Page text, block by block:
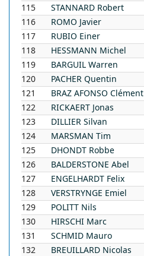
115
STANNARD Robert
116
ROMO Javier
117
RUBIO Einer
118
HESSMANN Michel
119
BARGUIL Warren
120
PACHER Quentin
121
BRAZ AFONSO Clément
122
RICKAERT Jonas
123
DILLIER Silvan
124
MARSMAN Tim
125
DHONDT Robbe
126
BALDERSTONE Abel
127
ENGELHARDT Felix
128
VERSTRYNGE Emiel
129
POLITT Nils
130
HIRSCHI Marc
131
SCHMID Mauro
132
BREUILLARD Nicolas